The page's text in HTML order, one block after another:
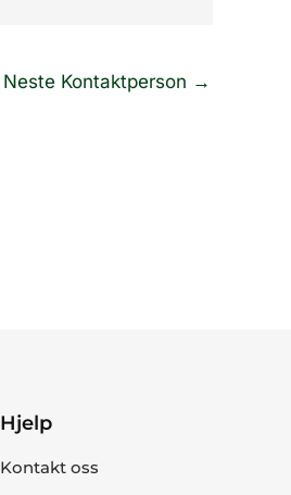
Neste Kontaktperson →
Hjelp
Kontakt oss